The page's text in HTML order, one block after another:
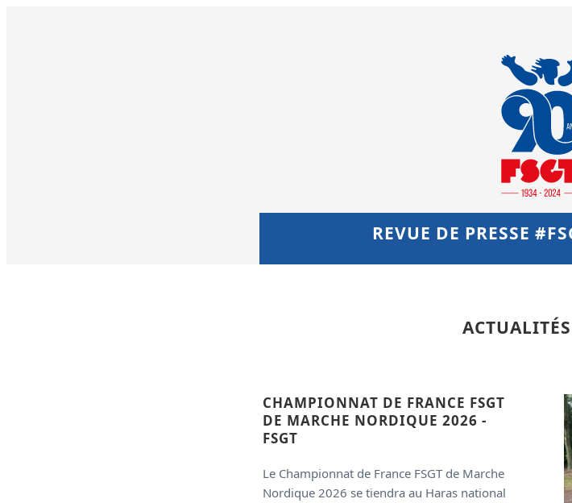
REVUE DE PRESSE
CHAMPIONNAT DE FRANCE FSGT
DE MARCHE NORDIQUE 2026 -
FSGT
Le Championnat de France FSGT de Marche
Nordique 2026 se tiendra au Haras national